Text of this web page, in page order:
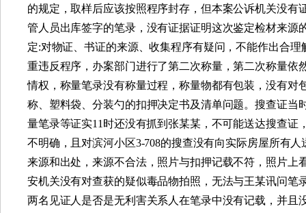
的规定，取样后应该按照程序封存，但本案公诉机关没
管人员出库签字的笔录，没有证据证明这次鉴定检材来
定:对物证、书证的来源、收集程序有疑问，不能作出合
重违反程序，办案部门进行了第二次称量，第二次称量
情权，称量笔录没有称量过程，称量物都有包装，没有
称、塑料袋、分装勺的扣押决定书及清单问题。搜查证当
量笔录等证实11 时还没有抓到张某某，不可能送达搜查证
不明确，且对滨河小区3-708的搜查没有向实际房屋所有
来源和出处，来源不合法，照片与扣押记载不符，照片上
安机关没有对查获的疑似毒品物拍照，无法与王某讯问
两名见证人是否是无利害关系人在笔录中没有记载，并且